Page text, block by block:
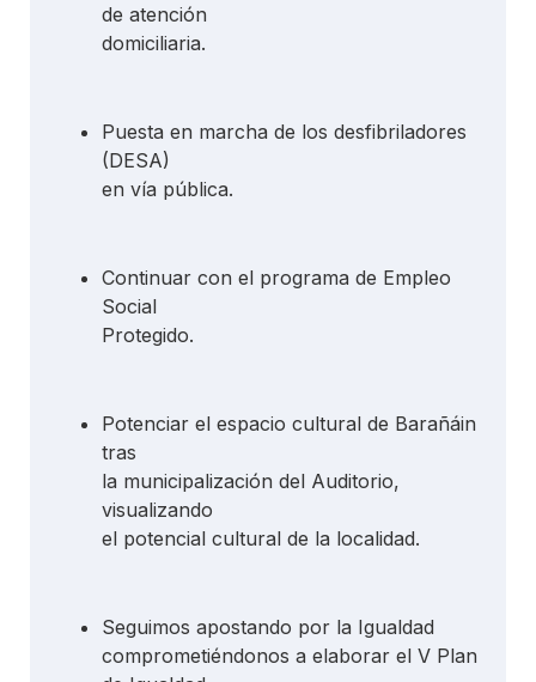
de atención
domiciliaria.
Puesta en marcha de los desfibriladores
(DESA)
en vía pública.
Continuar con el programa de Empleo
Social
Protegido.
Potenciar el espacio cultural de Barañáin
tras
la municipalización del Auditorio,
visualizando
el potencial cultural de la localidad.
Seguimos apostando por la Igualdad
comprometiéndonos a elaborar el V Plan